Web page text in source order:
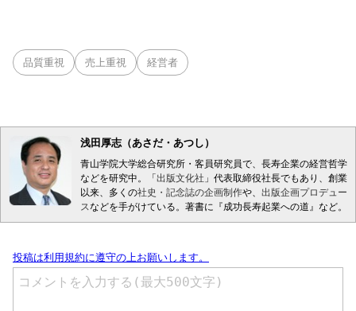
品質重視 売上重視 経営者
浅田厚志（あさだ・あつし）
青山学院大学総合研究所・客員研究員で、長寿企業の経営哲学
などを研究中。「出版文化社 」代表取締役社長でもあり、創業
以来、多くの社史・記念誌の企画制作や、 出版企画プロデュー
スなどを手がけている。著書に『成功長寿起業への道』など。